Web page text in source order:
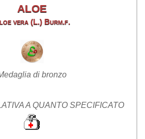
ALOE
vera (L.) Burm.f.
di bronzo
A QUANTO SPECIFICATO